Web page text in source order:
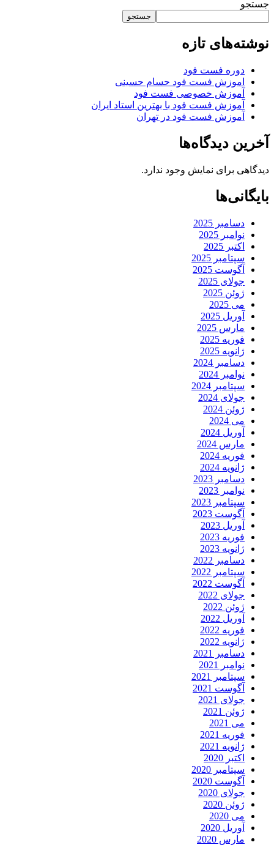
جستجو
جستجو
نوشته‌های تازه
دوره فست فود
اموزش فست فود حسام حسینی
آموزش خصوصی فست فود
آموزش فست فود با بهترین استاد ایران
آموزش فست فود در تهران
آخرین دیدگاه‌ها
دیدگاهی برای نمایش وجود ندارد.
بایگانی‌ها
دسامبر 2025
نوامبر 2025
اکتبر 2025
سپتامبر 2025
آگوست 2025
جولای 2025
ژوئن 2025
می 2025
آوریل 2025
مارس 2025
فوریه 2025
ژانویه 2025
دسامبر 2024
نوامبر 2024
سپتامبر 2024
جولای 2024
ژوئن 2024
می 2024
آوریل 2024
مارس 2024
فوریه 2024
ژانویه 2024
دسامبر 2023
نوامبر 2023
سپتامبر 2023
آگوست 2023
آوریل 2023
فوریه 2023
ژانویه 2023
دسامبر 2022
سپتامبر 2022
آگوست 2022
جولای 2022
ژوئن 2022
آوریل 2022
فوریه 2022
ژانویه 2022
دسامبر 2021
نوامبر 2021
سپتامبر 2021
آگوست 2021
جولای 2021
ژوئن 2021
می 2021
فوریه 2021
ژانویه 2021
اکتبر 2020
سپتامبر 2020
آگوست 2020
جولای 2020
ژوئن 2020
می 2020
آوریل 2020
مارس 2020